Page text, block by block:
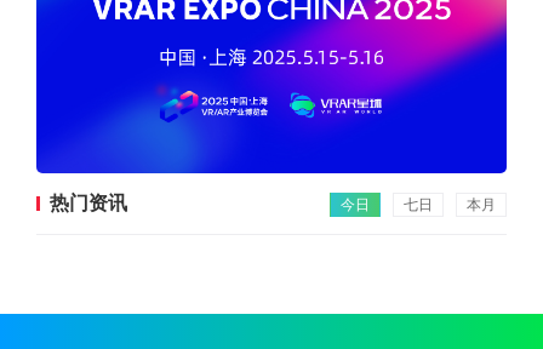
热门资讯 今日 七日 本月